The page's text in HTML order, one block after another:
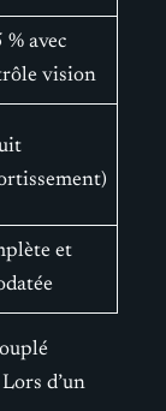
% avec
vision
et
d’un